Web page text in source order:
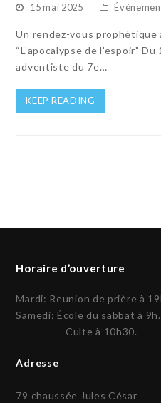
15 mai 2025
Un rendez-vous prophétique
“L’apocalypse de l’espoir”
adventiste du 7e…
KEEP READING
Horaire d’ouverture
Mardi: Reunion de prière à
Samedi: École du sabbat à 9h.
Culte à 10h30.
Adresse
79 chaussée Jules César